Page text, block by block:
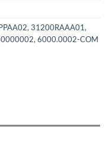
31200RAAA01,
6000.0002-COM